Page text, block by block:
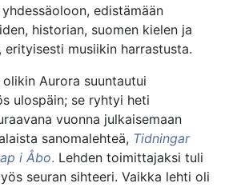
edistämään
historian, suomen kielen ja
musiikin harrastusta.
Aurora suuntautui
ulospäin; se ryhtyi heti
vuonna julkaisemaan
sanomalehteä, Tidningar
i Åbo. Lehden toimittajaksi tuli
seuran sihteeri. Vaikka lehti oli